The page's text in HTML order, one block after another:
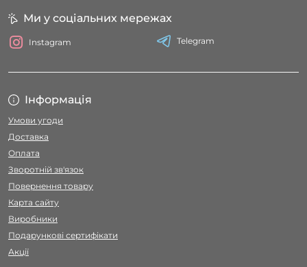
Інформація
Умови угоди
Доставка
Оплата
Зворотній зв'язок
Повернення товару
Карта сайту
Виробники
Подарункові сертифікати
Акції
Ми у соціальних мережах
Instagram Telegram